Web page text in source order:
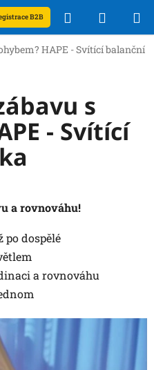
B2B Hledat
KOŠÍK
HAPE - Svítící balanční
s
- Svítící
a rovnováhu!
po dospělé
a rovnováhu